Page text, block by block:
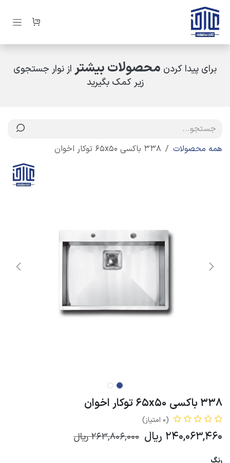
صرف نظر و مشاهده محتوا
برای پیدا کردن محصولات بیشتر از نوار جستجوی
زیر کمک بگیرید
همه محصولات 338 باکسی 65x50 توکار اخوان
338 باکسی 65x50 توکار اخوان
(0 امتیاز)
240,063,460 ریال 263,806,000ریال
رنگ